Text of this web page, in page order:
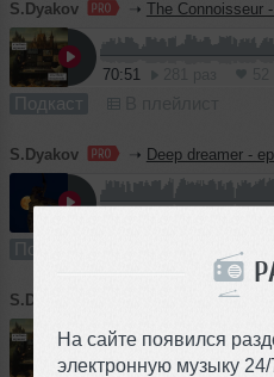
На сайте появился
электронную музыку 24/
S.Dyakov ➝ The Connoisseur
70:51
Подкаст
S.Dyakov ➝ Deep dreamer -
Подкаст
S.Dyakov The Connoisseur
74:58 464 раза